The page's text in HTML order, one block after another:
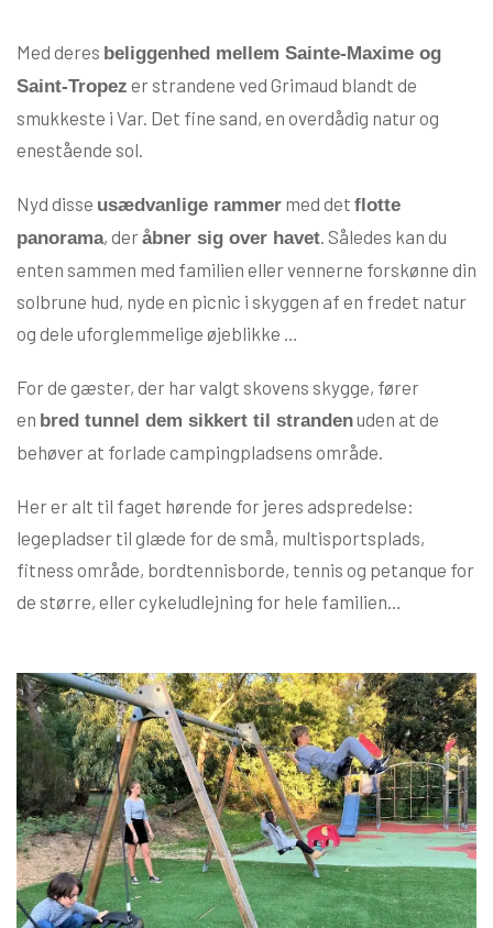
Med deres beliggenhed mellem Sainte-Maxime og
Saint-Tropez er strandene ved Grimaud blandt de
smukkeste i Var. Det fine sand, en overdådig natur og
enestående sol.
Nyd disse usædvanlige rammer med det flotte
panorama, deråbner sig over havet . Således kan du
enten sammen med familien eller vennerne forskønne din
solbrune hud, nyde en picnic i skyggen af en fredet natur
og dele uforglemmelige øjeblikke …
For de gæster, der har valgt skovens skygge, fører
en bred tunnel dem sikkert til strandenuden at de
behøver at forlade campingpladsens område.
Her er alt til faget hørende for jeres adspredelse:
legepladser til glæde for de små, multisportsplads,
fitness område, bordtennisborde, tennis og petanque for
de større, eller cykeludlejning for hele familien…